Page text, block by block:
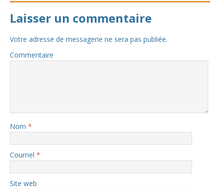
Laisser un commentaire
Votre adresse de messagerie ne sera pas publiée.
Commentaire
Nom *
Courriel *
Site web